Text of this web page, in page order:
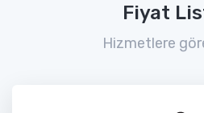
Fiyat
Hizmetlere